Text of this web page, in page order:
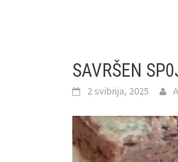
SAVRŠEN
2 svibnja, 2025